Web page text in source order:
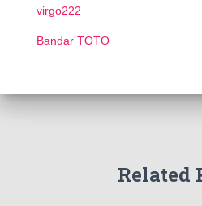
virgo222
Bandar TOTO
Related